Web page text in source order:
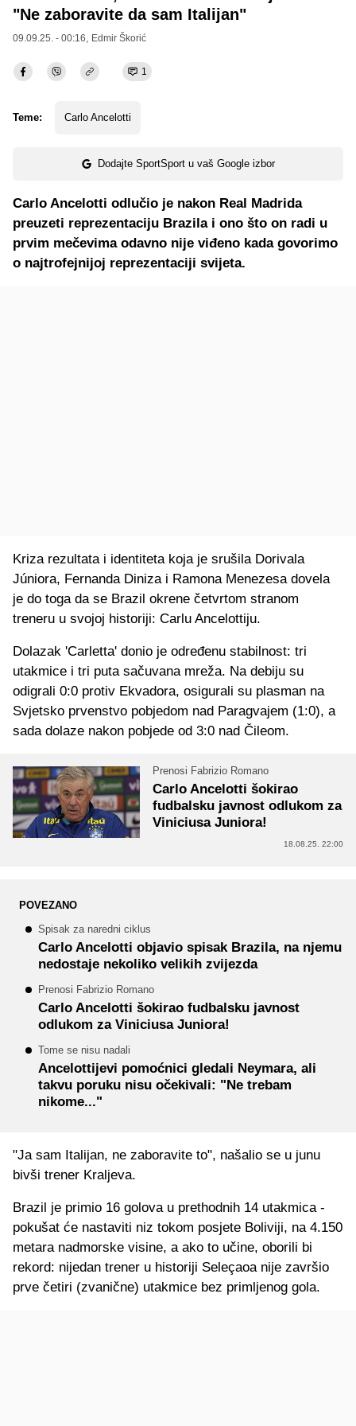
"Ne zaboravite da sam Italijan"
09.09.25. - 00:16, Edmir Škorić
1
Teme: Carlo Ancelotti
Dodajte SportSport u vaš Google izbor
Carlo Ancelotti odlučio je nakon Real Madrida
preuzeti reprezentaciju Brazila i ono što on radi u
prvim mečevima odavno nije viđeno kada govorimo
o najtrofejnijoj reprezentaciji svijeta.
Kriza rezultata i identiteta koja je srušila Dorivala
Júniora, Fernanda Diniza i Ramona Menezesa dovela
je do toga da se Brazil okrene četvrtom stranom
treneru u svojoj historiji: Carlu Ancelottiju.
Dolazak 'Carletta' donio je određenu stabilnost: tri
utakmice i tri puta sačuvana mreža. Na debiju su
odigrali 0:0 protiv Ekvadora, osigurali su plasman na
Svjetsko prvenstvo pobjedom nad Paragvajem (1:0), a
sada dolaze nakon pobjede od 3:0 nad Čileom.
Prenosi Fabrizio Romano
Carlo Ancelotti šokirao
fudbalsku javnost odlukom za
Viniciusa Juniora!
18.08.25. 22:00
POVEZANO
Spisak za naredni ciklus
Carlo Ancelotti objavio spisak Brazila, na njemu
nedostaje nekoliko velikih zvijezda
Prenosi Fabrizio Romano
Carlo Ancelotti šokirao fudbalsku javnost
odlukom za Viniciusa Juniora!
Tome se nisu nadali
Ancelottijevi pomoćnici gledali Neymara, ali
takvu poruku nisu očekivali: "Ne trebam
nikome..."
"Ja sam Italijan, ne zaboravite to", našalio se u junu
bivši trener Kraljeva.
Brazil je primio 16 golova u prethodnih 14 utakmica -
pokušat će nastaviti niz tokom posjete Boliviji, na 4.150
metara nadmorske visine, a ako to učine, oborili bi
rekord: nijedan trener u historiji Seleçaoa nije završio
prve četiri (zvanične) utakmice bez primljenog gola.